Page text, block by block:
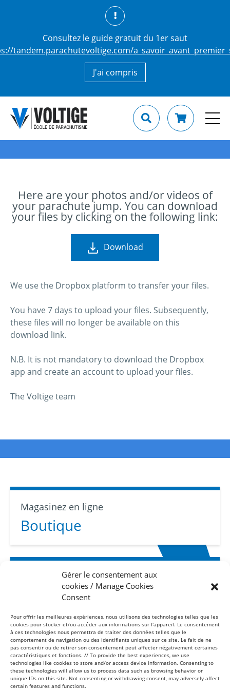
Gérer le consentement aux
cookies / Manage Cookies
Consent
Pour offrir les meilleures expériences, nous utilisons des technologies telles que les
cookies pour stocker et/ou accéder aux informations sur l'appareil. Le consentement
à ces technologies nous permettra de traiter des données telles que le
comportement de navigation ou des identifiants uniques sur ce site. Le fait de ne
pas consentir ou de retirer son consentement peut affecter négativement certaines
caractéristiques et fonctions. // To provide the best experiences, we use
technologies like cookies to store and/or access device information. Consenting to
these technologies will allow us to process data such as browsing behavior or
unique IDs on this site. Not consenting or withdrawing consent, may adversely affect
certain features and functions.
Consultez le guide gratuit du 1er saut
tandem.parachutevoltige.com/
J'ai compris
Here are your photos and/or videos of
your parachute jump. You can download
your files by clicking on the following link:
Download
We use the Dropbox platform to transfer your files.
You have 7 days to upload your files. Subsequently,
these files will no longer be available on this
download link.
N.B. It is not mandatory to download the Dropbox
app and create an account to upload your files.
The Voltige team
Magasinez en ligne
Boutique
Abonnez-vous
Infolettre
Sans frais
1-877-865-8443